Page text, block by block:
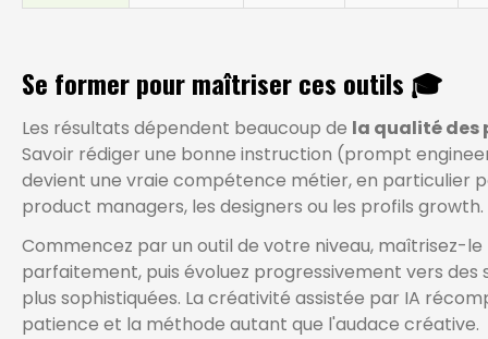
Se former pour maîtriser ces outils 🎓
Les résultats dépendent beaucoup de la qualité des
Savoir rédiger une bonne instruction (prompt
devient une vraie compétence métier, en particulier
product managers, les designers ou les profils growth.
Commencez par un outil de votre niveau, maîtrisez-le
parfaitement, puis évoluez progressivement vers des
plus sophistiquées. La créativité assistée par IA
patience et la méthode autant que l'audace créative.